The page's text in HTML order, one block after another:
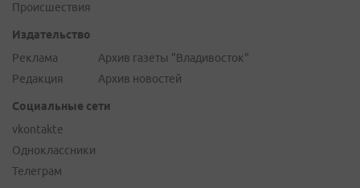
Происшествия
Издательство
Реклама
Редакция
Архив газеты "Владивосток"
Архив новостей
Социальные сети
vkontakte
Одноклассники
Телеграм